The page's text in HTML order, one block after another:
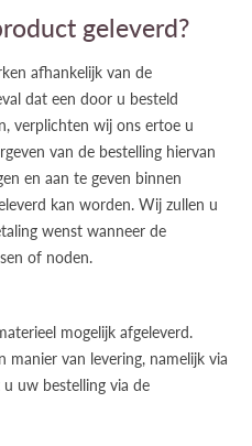
geleverd?
afhankelijk van de
dat een door u besteld
verplichten wij ons ertoe u
van de bestelling hiervan
en aan te geven binnen
kan worden. Wij zullen u
wenst wanneer de
of noden.
mogelijk afgeleverd.
van levering, namelijk via
uw bestelling via de